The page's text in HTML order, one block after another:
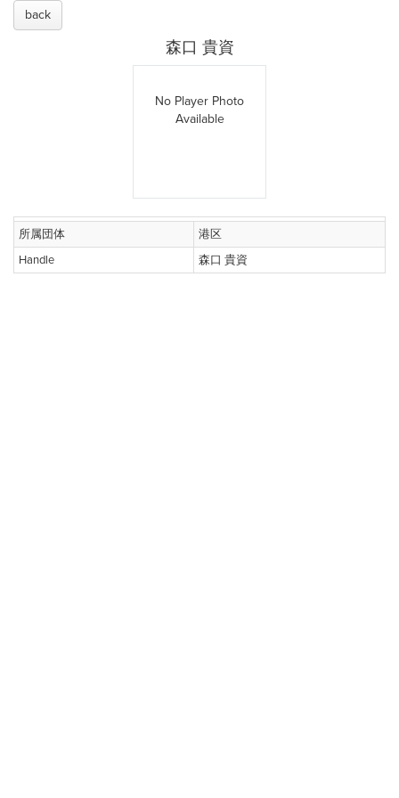
back
森口 貴資
No Player Photo
Available
所属団体
港区
Handle
森口 貴資